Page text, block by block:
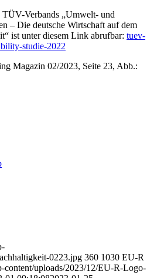
Verbands „Umwelt- und
– Die deutsche Wirtschaft auf dem
ist unter diesem Link abrufbar: tuev-
studie-2022
Magazin 02/2023, Seite 23, Abb.:
0223.jpg 360 1030 EU-R
content/uploads/2023/12/EU-R-Logo-